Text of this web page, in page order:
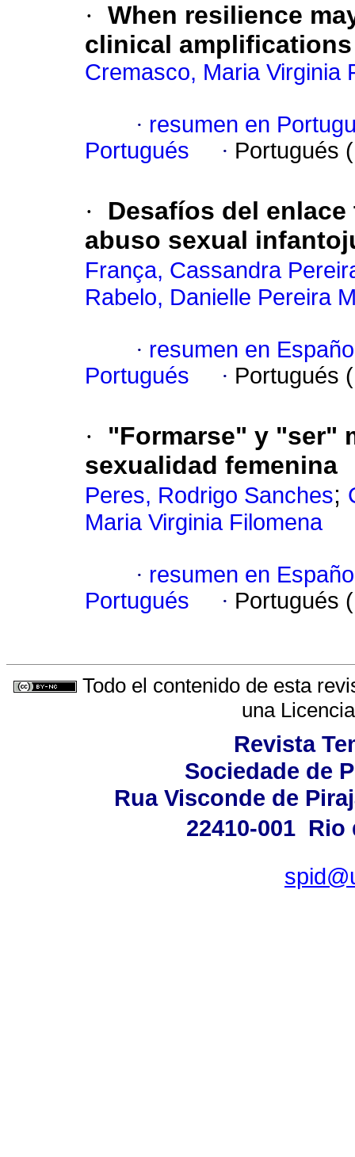
· When resilience
clinical
Cremasco, Maria Virginia
· resumen en
Portugués
· Portugués
·
Desafíos del
abuso sexual
França, Cassandra
Rabelo, Danielle Pereira
· resumen en
Portugués
· Portugués
·
"Formarse" y "ser"
sexualidad femenina
Peres, Rodrigo Sanches;
Maria Virginia Filomena
· resumen en
Portugués
· Portugués
Todo el contenido de esta
una
Revista
Sociedade de
Rua Visconde de
22410-001 